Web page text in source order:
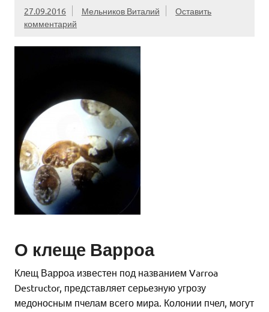
27.09.2016 Мельников Виталий
Оставить
комментарий
О клеще Варроа
Клещ Варроа известен под названием Varroa
Destructor, представляет серьезную угрозу
медоносным пчелам всего мира. Колонии пчел, могут